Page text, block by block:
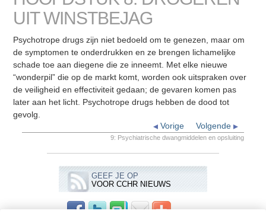
UIT WINSTBEJAG
Psychotrope drugs zijn niet bedoeld om te genezen, maar om
de symptomen te onderdrukken en ze brengen lichamelijke
schade toe aan diegene die ze inneemt. Met elke nieuwe
“wonderpil” die op de markt komt, worden ook uitspraken over
de veiligheid en effectiviteit gedaan; de gevaren komen pas
later aan het licht. Psychotrope drugs hebben de dood tot
gevolg.
Volgende
Vorige
9: Psychiatrische dwangmiddelen en opsluiting
GEEF JE OP
VOOR CCHR NIEUWS